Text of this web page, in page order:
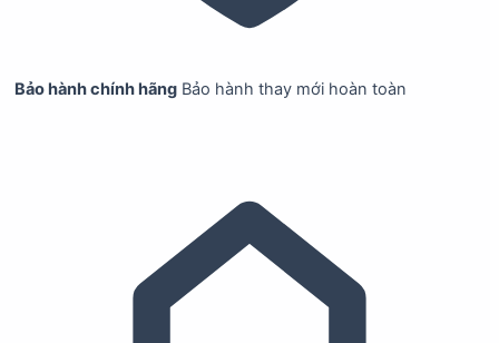
Bảo hành chính hãng Bảo hành thay mới hoàn toàn